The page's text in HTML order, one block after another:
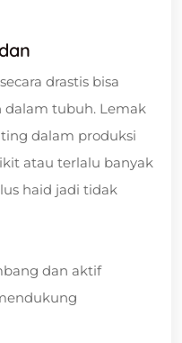
drastis bisa
tubuh. Lemak
dalam produksi
atau terlalu banyak
haid jadi tidak
dan aktif